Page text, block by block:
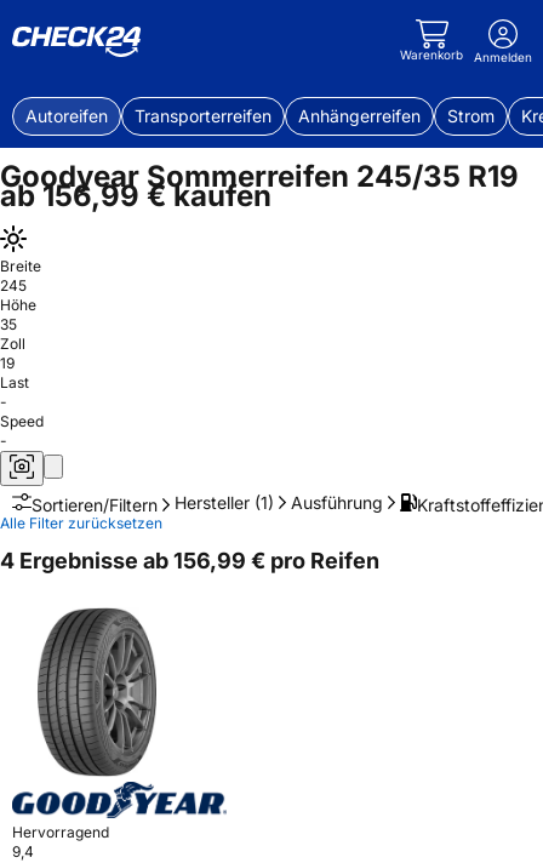
Warenkorb Anmelden
Autoreifen Transporterreifen Anhängerreifen Strom
Goodyear Sommerreifen 245/35 R19
ab 156,99 € kaufen
Breite
245
Höhe
35
Zoll
19
Last
-
Speed
-
Sortieren/Filtern Hersteller (1) Ausführung
Alle Filter zurücksetzen
4 Ergebnisse ab 156,99 € pro Reifen
Hervorragend
9,4